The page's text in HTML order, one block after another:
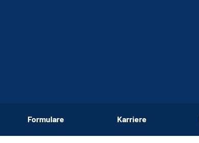
Formulare Karriere